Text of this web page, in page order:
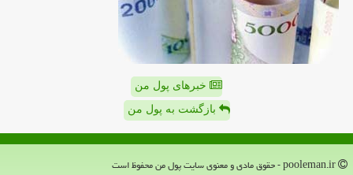
خبرهای پول من
بازگشت به پول من